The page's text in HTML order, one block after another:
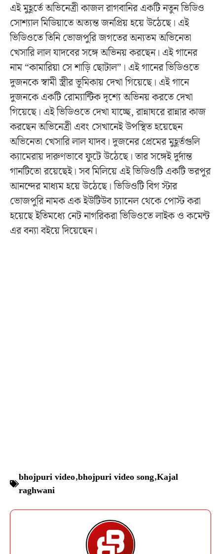
এই মুহূর্তে অভিনেত্রী কাজল রাগবানির একটি নতুন ভিডিও
সোশ্যাল মিডিয়াতে অত্যন্ত জনপ্রিয় হয়ে উঠেছে। এই
ভিডিওতে তিনি ভোজপুরি জগতের অন্যতম অভিনেতা
খেসারি লাল যাদবের সঙ্গে অভিনয় করছেন। এই গানের
নাম “কামারিয়া সে শাড়ি ছোটাল”। এই গানের ভিডিওতে
দুজনকে স্বামী স্ত্রীর ভূমিকায় দেখা গিয়েছে। এই গানে
দুজনকে একটি রোম্যান্টিক দৃশ্যে অভিনয় করতে দেখা
গিয়েছে। এই ভিডিওতে দেখা যাচ্ছে, রান্নাঘরে রান্নার কাজ
করছেন অভিনেত্রী এবং সেখানেই উপস্থিত হয়েছেন
অভিনেতা খেসারি লাল যাদব। দুজনের প্রেমের মুহূর্তগুলি
ক্যামেরায় দারুণভাবে ফুটে উঠেছে। তার সঙ্গেই দুর্দান্ত
গানটিতো রয়েছেই। সব মিলিয়ে এই ভিডিওটি একটি ভরপুর
আনন্দের মাধ্যম হয়ে উঠেছে। ভিডিওটি বিগ স্টার
ভোজপুরি নামক এক ইউটিউব চ্যানেল থেকে পোস্ট করা
হয়েছে ইতিমধ্যে নেট নাগরিকরা ভিডিওতে লাইক ও কমেন্ট
এর বন‍্যা বইয়ে দিয়েছেন।
bhojpuri video,bhojpuri video song,Kajal
raghwani